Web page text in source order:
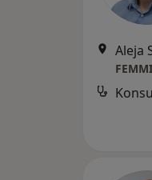
Aleja